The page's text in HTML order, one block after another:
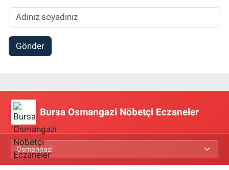
Gönder
Bursa Osmangazi Nöbetçi Eczaneler